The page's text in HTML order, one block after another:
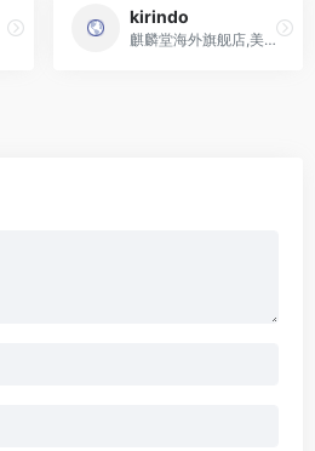
kirindo
麒麟堂海外旗舰店,美妆护肤洗护